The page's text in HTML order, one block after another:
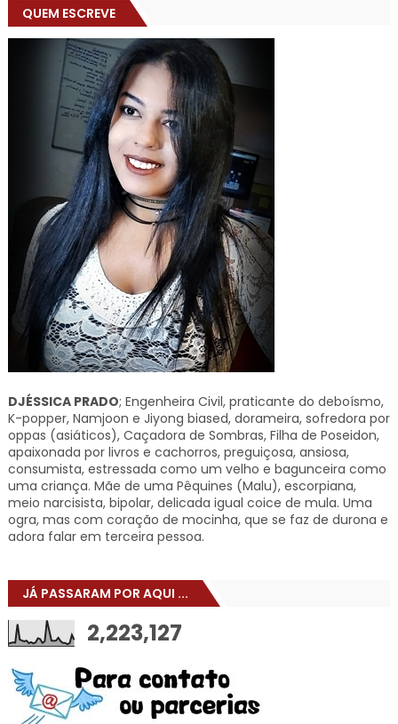
QUEM ESCREVE
DJÉSSICA PRADO; Engenheira Civil, praticante do deboísmo,
K-popper, Namjoon e Jiyong biased, dorameira, sofredora por
oppas (asiáticos), Caçadora de Sombras, Filha de Poseidon,
apaixonada por livros e cachorros, preguiçosa, ansiosa,
consumista, estressada como um velho e bagunceira como
uma criança. Mãe de uma Pêquines (Malu), escorpiana,
meio narcisista, bipolar, delicada igual coice de mula. Uma
ogra, mas com coração de mocinha, que se faz de durona e
adora falar em terceira pessoa.
JÁ PASSARAM POR AQUI ...
2,223,127